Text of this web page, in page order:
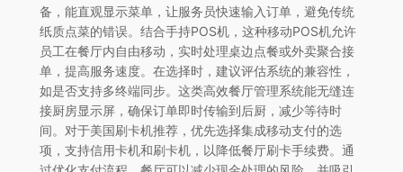
备，能直观显示菜单，让服务员快速输入订单，避免传统
纸质点菜的错误。结合手持POS机，这种移动POS机允许
员工在餐厅内自由移动，实时处理桌边点餐或外卖聚合接
单，提高服务速度。在选择时，建议评估系统的兼容性，
如是否支持多终端同步。这类高效餐厅管理系统能无缝连
接厨房显示屏，确保订单即时传输到后厨，减少等待时
间。对于美国刷卡机推荐，优先选择集成移动支付的选
项，支持信用卡机和刷卡机，以降低餐厅刷卡手续费。通